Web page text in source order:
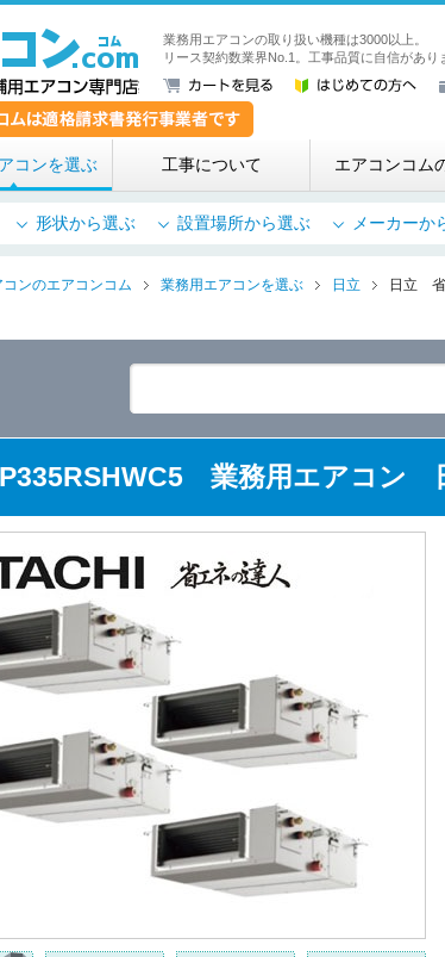
業務用・
業務用エアコンの取り扱い機種は3000以上。
リース契約数業界No.1。工事品質に自信があり
コンを選ぶ 工事について エアコンコム
形状から選ぶ 設置場所から選ぶ メーカーか
ンのエアコンコム 業務用エアコンを選ぶ 日立 日立
業務用エアコン